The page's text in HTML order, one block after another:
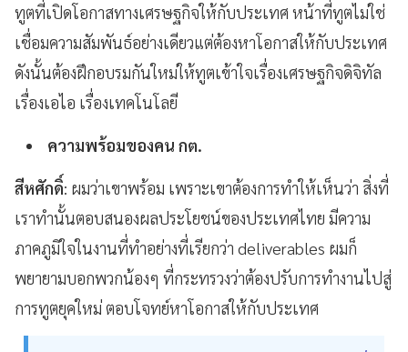
ทูตที่เปิดโอกาสทางเศรษฐกิจให้กับประเทศ หน้าที่ทูตไม่ใช่
เชื่อมความสัมพันธ์อย่างเดียวแต่ต้องหาโอกาสให้กับประเทศ
ดังนั้นต้องฝึกอบรมกันใหม่ให้ทูตเข้าใจเรื่องเศรษฐกิจดิจิทัล
เรื่องเอไอ เรื่องเทคโนโลยี
ความพร้อมของคน กต.
สีหศักดิ์: ผมว่าเขาพร้อม เพราะเขาต้องการทำให้เห็นว่า สิ่งที่
เราทำนั้นตอบสนองผลประโยชน์ของประเทศไทย มีความ
ภาคภูมิใจในงานที่ทำอย่างที่เรียกว่า deliverables ผมก็
พยายามบอกพวกน้องๆ ที่กระทรวงว่าต้องปรับการทำงานไปสู่
การทูตยุคใหม่ ตอบโจทย์หาโอกาสให้กับประเทศ